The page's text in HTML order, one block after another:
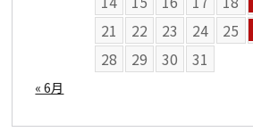
21
22 23 24 25
28
29 30 31
« 6月